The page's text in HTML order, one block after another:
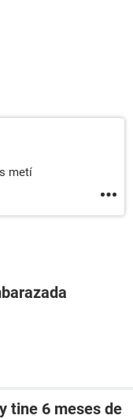
metí
tine 6 meses de